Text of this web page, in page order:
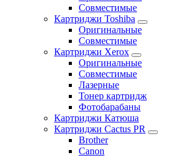
Совместимые
Картриджи Toshiba
Оригинальные
Совместимые
Картриджи Xerox
Оригинальные
Совместимые
Лазерные
Тонер картридж
Фотобарабаны
Картриджи Катюша
Картриджи Cactus PR
Brother
Canon